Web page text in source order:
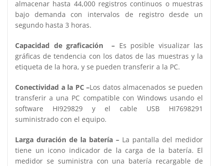
almacenar hasta 44,000 registros continuos o muestras
bajo demanda con intervalos de registro desde un
segundo hasta 3 horas.
Capacidad de graficación – Es posible visualizar las
gráficas de tendencia con los datos de las muestras y la
etiqueta de la hora, y se pueden transferir a la PC.
Conectividad a la PC –Los datos almacenados se pueden
transferir a una PC compatible con Windows usando el
software HI929829 y el cable USB HI7698291
suministrado con el equipo.
Larga duración de la batería – La pantalla del medidor
tiene un icono indicador de la carga de la batería. El
medidor se suministra con una batería recargable de